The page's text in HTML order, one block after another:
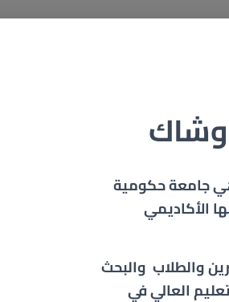
أوشاك في عام 2006 ، وهي جامعة حكومية
الأكاديمي
والطلاب والبحث
العالي في